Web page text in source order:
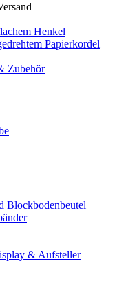
Henkel
Papierkordel
Zubehör
Blockbodenbeutel
& Aufsteller